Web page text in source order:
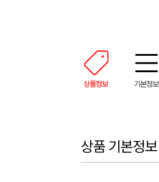
상품정보 기본정보
상품 기본정보